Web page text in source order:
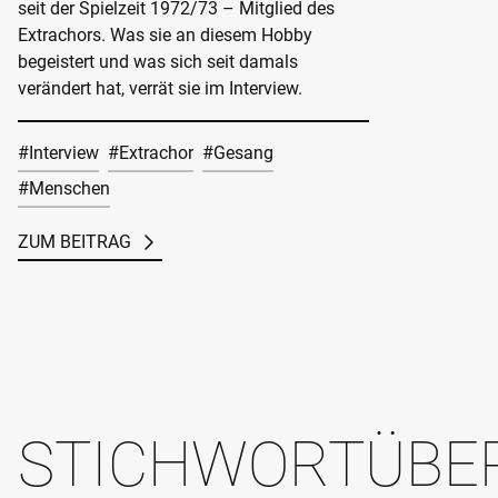
seit der Spielzeit 1972/73 – Mitglied des
Extrachors. Was sie an diesem Hobby
begeistert und was sich seit damals
verändert hat, verrät sie im Interview.
#Interview #Extrachor #Gesang
#Menschen
ZUM BEITRAG